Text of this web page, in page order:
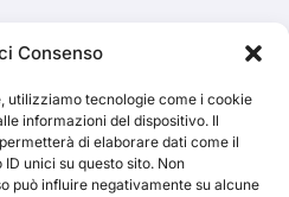
Consenso
utilizziamo tecnologie come i cookie
informazioni del dispositivo. Il
di elaborare dati come il
unici su questo sito. Non
può influire negativamente su alcune
Cerca